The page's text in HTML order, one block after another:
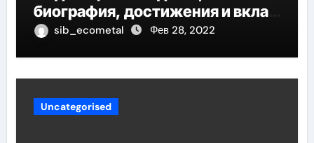
биография, достижения и вклад
в педагогику оказывают
sib_ecometal Фев 28, 2022
Uncategorised